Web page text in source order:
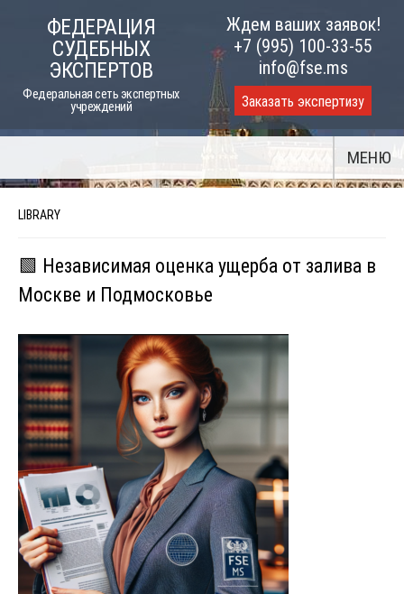
ФЕДЕРАЦИЯ
СУДЕБНЫХ
ЭКСПЕРТОВ
Федеральная сеть экспертных
учреждений
Ждем ваших заявок!
+7 (995) 100-33-55
info@fse.ms
Заказать экспертизу
МЕНЮ
LIBRARY
🟩 Независимая оценка ущерба от залива в
Москве и Подмосковье